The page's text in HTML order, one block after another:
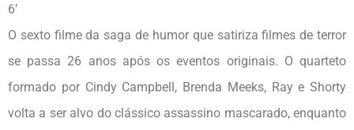
O sexto filme da saga de humor que satiriza filmes de terror
se passa 26 anos após os eventos originais. O quarteto
formado por Cindy Campbell, Brenda Meeks, Ray e Shorty
volta a ser alvo do clássico assassino mascarado, enquanto